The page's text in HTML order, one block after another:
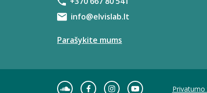
info@elvislab.lt
Parašykite mums
Privatumo